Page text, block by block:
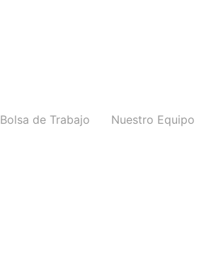
Bolsa de Trabajo Nuestro Equipo